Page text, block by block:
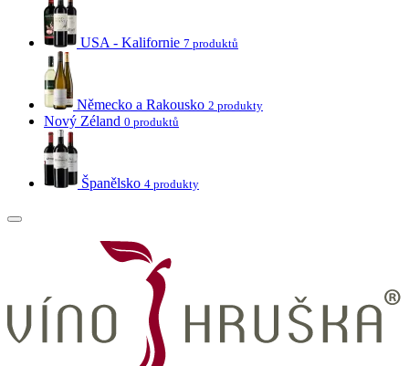
USA - Kalifornie 7 produktů
Německo a Rakousko 2 produkty
Nový Zéland 0 produktů
Španělsko 4 produkty